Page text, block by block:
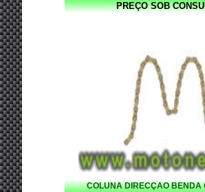
PREÇO SOB
COLUNA DIRECÇAO BENDA